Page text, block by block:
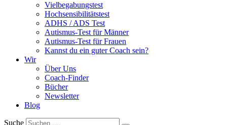
Vielbegabungstest
Hochsensibilitätstest
ADHS / ADS Test
Autismus-Test für Männer
Autismus-Test für Frauen
Kannst du ein guter Coach sein?
Wir
Über Uns
Coach-Finder
Bücher
Newsletter
Blog
Suche